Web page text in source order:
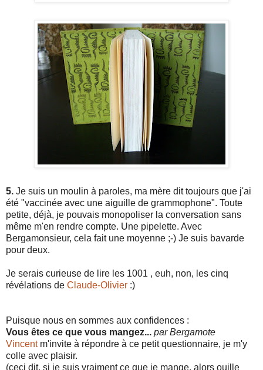
5. Je suis un moulin à paroles, ma mère dit toujours que j'ai
été "vaccinée avec une aiguille de grammophone". Toute
petite, déjà, je pouvais monopoliser la conversation sans
même m'en rendre compte. Une pipelette. Avec
Bergamonsieur, cela fait une moyenne ;-) Je suis bavarde
pour deux.
Je serais curieuse de lire les 1001 , euh, non, les cinq
révélations de Claude-Olivier :)
Puisque nous en sommes aux confidences :
Vous êtes ce que vous mangez... par Bergamote
Vincentm'invite à répondre à ce petit questionnaire, je m'y
colle avec plaisir.
(ceci dit, si je suis vraiment ce que je mange, alors ouille